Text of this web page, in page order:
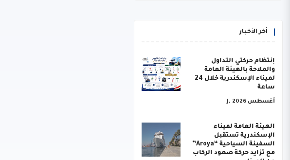
أخر الأخبار
إنتظام حركتي التداول
والملاحة بالهيئة العامة
لميناء الإسكندرية خلال 24
ساعة
أغسطس J, 2026
الهيئة العامة لميناء
الإسكندرية تستقبل
السفينة السياحية “Aroya”
مع تزايد حركة صعود الركاب